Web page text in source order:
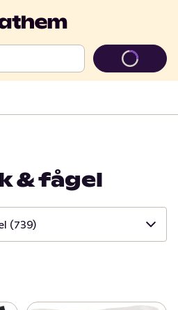
& fågel
(739)